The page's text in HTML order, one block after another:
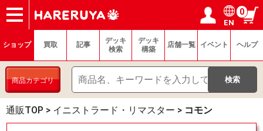
ショップ
買取
記事
デッキ検索
デッキ構築
選手一覧
店舗一覧
イベント
ヘルプ
お問い合わせ ログイン／会員登録
マイページ
EN
0
ショップ 買取 記事
デッキ
検索
デッキ
構築
店舗一覧 イベント ヘルプ
商品カテゴリ
通販TOP > イニストラード・リマスター > コモン